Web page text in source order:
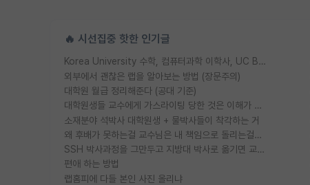
🔥 시선집중 핫한 인기글
Korea University 수학, 컴퓨터과학 이학사, UC Berkeley 산업공학 대학원 공학박사가 되는 것은 쉽지 않겠죠?
외부에서 괜찮은 랩을 알아보는 방법 (장문주의)
대학원 월급 정리해준다 (공대 기준)
대학원생들 교수에게 가스라이팅 당한 것은 이해가 갑니다. 안타깝네요.
소재분야 석박사 대학원생 + 물박사들이 착각하는 거
왜 후배가 못하는걸 교수님은 내 책임으로 돌리는걸까요?
SSH 박사과정을 그만두고 지방대 박사로 옮기면 교수의 꿈은 끝일까요?
편애 하는 방법
랩홈피에 다들 본인 사진 올리냐